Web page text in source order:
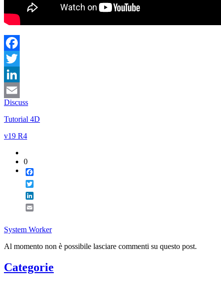
Facebook
Twitter
LinkedIn
Email
Discuss
Tutorial 4D
v19 R4
0
System Worker
Al momento non è possibile lasciare commenti su questo post.
Categorie